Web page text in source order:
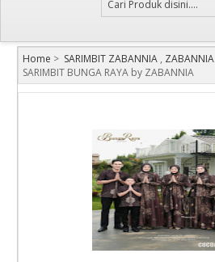
Home > SARIMBIT ZABANNIA , ZABANNIA
SARIMBIT BUNGA RAYA by ZABANNIA